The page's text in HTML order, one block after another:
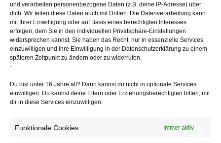
und verarbeiten personenbezogene Daten (z.B. deine IP-Adresse) über
dich. Wir teilen diese Daten auch mit Dritten. Die Datenverarbeitung kann
mit Ihrer Einwilligung oder auf Basis eines berechtigten Interesses
erfolgen, dem Sie in den individuellen Privatsphäre-Einstellungen
widersprechen kannst. Sie haben das Recht, nur in essenzielle Services
einzuwilligen und ihre Einwilligung in der Datenschutzerklärung zu einem
späteren Zeitpunkt zu ändern oder zu widerrufen.
-
Du bist unter 16 Jahre alt? Dann kannst du nicht in optionale Services
einwilligen. Du kannst deine Eltern oder Erziehungsberechtigten bitten, mit
dir in diese Services einzuwilligen.
Funktionale Cookies Immer aktiv
ist grundlegend für das erforderliche Vertrauensverhältnis zwischen
Arzt und Patient. Die Betreiber medizinischer Einrichtungen haben
daher ein
gewichtiges Interesse daran, dieses Vertrauen bei Störungen durch
Preisgabe
von Patientendaten möglichst schnell wiederherzustellen.
strafrechtliche
Seite. Wer unbefugt ein Geheimnis, namentlich ein zum persönlichen
Lebensbereich
das ihm z. B. als Arzt, Zahnarzt, Tierarzt oder Apotheker anvertraut